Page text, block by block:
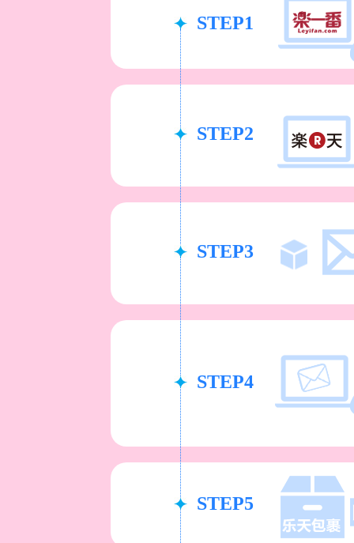
STEP1
STEP2
STEP3
STEP4
STEP5